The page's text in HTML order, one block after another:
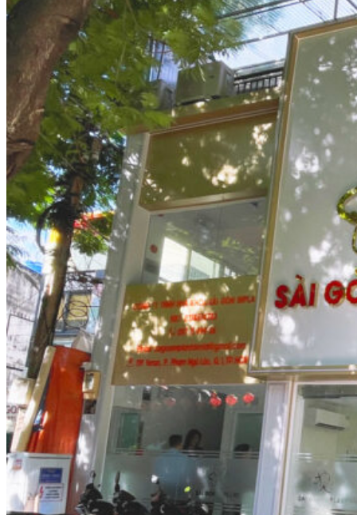
中文 (中国)
Español
Français
Deutsch
Nederlands
Türkçe
ไทย
Google Reviews